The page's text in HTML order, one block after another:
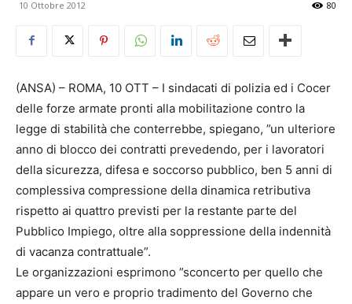
10 Ottobre 2012 80
(ANSA) – ROMA, 10 OTT – I sindacati di polizia ed i Cocer
delle forze armate pronti alla mobilitazione contro la
legge di stabilità che conterrebbe, spiegano, ”un ulteriore
anno di blocco dei contratti prevedendo, per i lavoratori
della sicurezza, difesa e soccorso pubblico, ben 5 anni di
complessiva compressione della dinamica retributiva
rispetto ai quattro previsti per la restante parte del
Pubblico Impiego, oltre alla soppressione della indennità
di vacanza contrattuale”.
Le organizzazioni esprimono ”sconcerto per quello che
appare un vero e proprio tradimento del Governo che